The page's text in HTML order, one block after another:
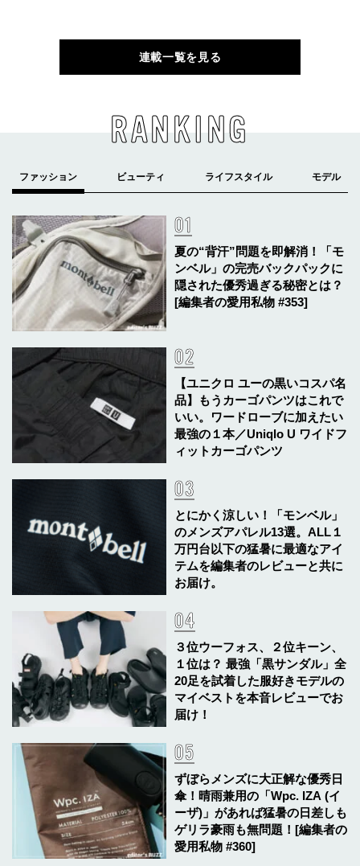
連載一覧を見る
RANKING
夏の“背汗”問題を即解消！「モ
ンベル」の完売バックパックに
隠された優秀過ぎる秘密とは？
[編集者の愛用私物 #353]
【ユニクロ ユーの黒いコスパ名
品】もうカーゴパンツはこれで
いい。ワードローブに加えたい
最強の１本／Uniqlo U ワイドフ
ィットカーゴパンツ
とにかく涼しい！「モンベル」
のメンズアパレル13選。ALL１
万円台以下の猛暑に最適なアイ
テムを編集者のレビューと共に
お届け。
３位ウーフォス、２位キーン、
１位は？ 最強「黒サンダル」全
20足を試着した服好きモデルの
マイベストを本音レビューでお
届け！
ずぼらメンズに大正解な優秀日
傘！晴雨兼用の「Wpc. IZA (イ
ーザ)」があれば猛暑の日差しも
ゲリラ豪雨も無問題！[編集者の
愛用私物 #360]